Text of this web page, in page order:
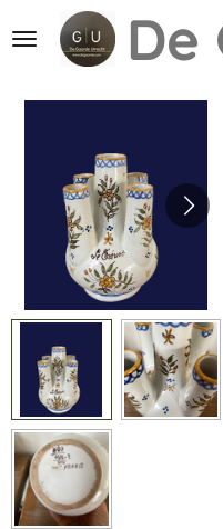
Ga
hoofdinhoud
De